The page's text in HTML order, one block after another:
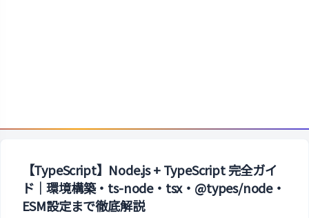
【TypeScript】Node.js + TypeScript 完全ガイ
ド｜環境構築・ts-node・tsx・@types/node・
ESM設定まで徹底解説